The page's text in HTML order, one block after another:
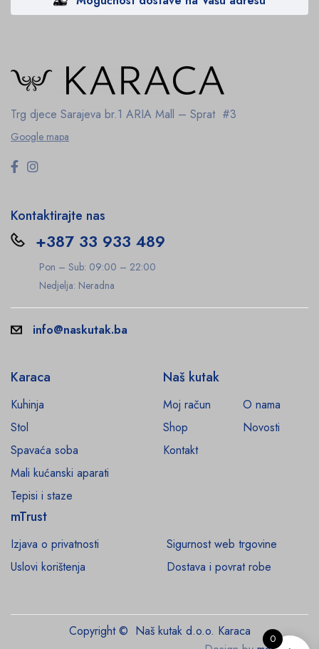
Trg djece Sarajeva br.1 ARIA Mall – Sprat #3
Google mapa
Kontaktirajte nas
+387 33 933 489
Pon – Sub: 09:00 – 22:00
Nedjelja: Neradna
info@naskutak.ba
Karaca
Kuhinja
Stol
Spavaća soba
Mali kućanski aparati
Tepisi i staze
Naš kutak
Moj račun
O nama
Shop
Novosti
Kontakt
mTrust
Izjava o privatnosti
Sigurnost web trgovine
Uslovi korištenja
Dostava i povrat robe
Copyright © Naš kutak d.o.o. Karaca
0